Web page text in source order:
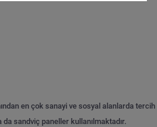
en çok sanayi ve sosyal alanlarda
sandviç paneller kullanılmaktadır.